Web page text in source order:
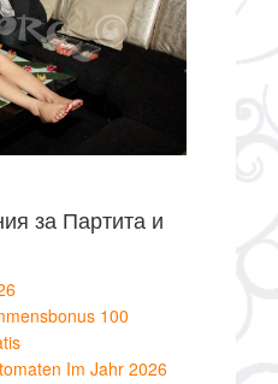
за Партита и
100
Im Jahr 2026